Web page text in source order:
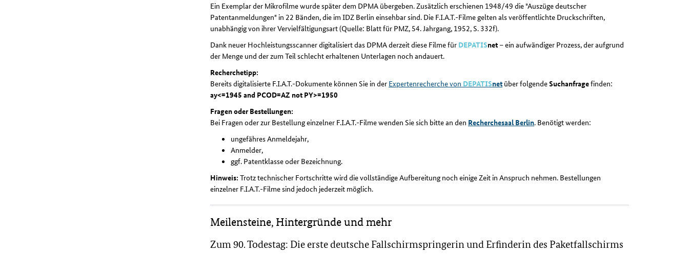
Ein Exemplar der Mikrofilme wurde später dem DPMA übergeben. Zusätzlich erschienen 1948/49 die "Auszüge deutscher
Patentanmeldungen" in 22 Bänden, die im IDZ Berlin einsehbar sind. Die F.I.A.T.-Filme gelten als veröffentlichte Druckschriften,
unabhängig von ihrer Vervielfältigungsart (Quelle: Blatt für PMZ, 54. Jahrgang, 1952, S. 332f).
Dank neuer Hochleistungsscanner digitalisiert das DPMA derzeit diese Filme für DEPATISnet – ein aufwändiger Prozess, der aufgrund
der Menge und der zum Teil schlecht erhaltenen Unterlagen noch andauert.
Recherchetipp:
Bereits digitalisierte F.I.A.T.-Dokumente können Sie in der Expertenrecherche von DEPATISnet über folgendeSuchanfragefinden:
ay<=1945 and PCOD=AZ not PY>=1950
Fragen oder Bestellungen:
Bei Fragen oder zur Bestellung einzelner F.I.A.T.-Filme wenden Sie sich bitte an den Recherchesaal Berlin. Benötigt werden:
ungefähres Anmeldejahr,
Anmelder,
ggf. Patentklasse oder Bezeichnung.
Hinweis: Trotz technischer Fortschritte wird die vollständige Aufbereitung noch einige Zeit in Anspruch nehmen. Bestellungen
einzelner F.I.A.T.-Filme sind jedoch jederzeit möglich.
Meilensteine, Hintergründe und mehr
Zum 90. Todestag: Die erste deutsche Fallschirmspringerin und Erfinderin des Paketfallschirms